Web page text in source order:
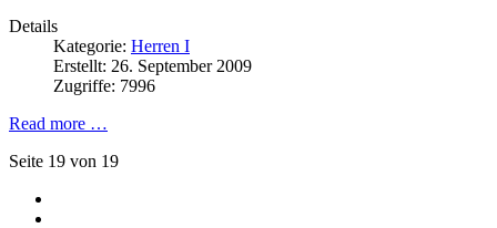
Details
Kategorie: Herren I
Erstellt: 26. September 2009
Zugriffe: 7996
Read more …
Seite 19 von 19